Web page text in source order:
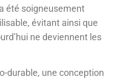
été soigneusement
évitant ainsi que
ne deviennent les
durable, une conception